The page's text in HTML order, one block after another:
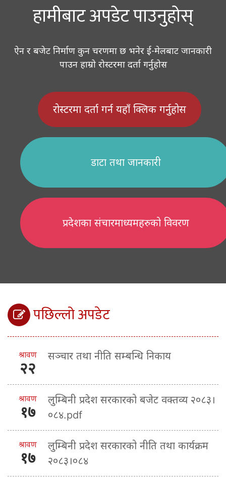
हामीबाट अपडेट पाउनुहोस्
ऐन र बजेट निर्माण कुन चरणमा छ भनेर ई-मेलबाट जानकारी
पाउन हाम्रो रोस्टरमा दर्ता गर्नुहोस
रोस्टरमा दर्ता गर्न यहाँ क्लिक गर्नुहोस
डाटा तथा जानकारी
प्रदेशका संचारमाध्यमहरुको विवरण
पछिल्लो अपडेट
श्रावण
२२
सञ्चार तथा नीति सम्बन्धि निकाय
श्रावण
१७
लुम्बिनी प्रदेश सरकारको बजेट वक्तव्य २०८३।
०८४.pdf
श्रावण
१७
लुम्बिनी प्रदेश सरकारको नीति तथा कार्यक्रम
२०८३।०८४